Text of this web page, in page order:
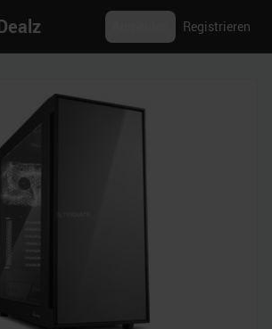
Registrieren